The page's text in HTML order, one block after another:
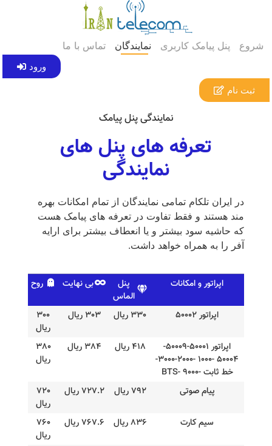
شروع پنل پیامک کاربری نمایندگان تماس با ما
ورود
ثبت نام
نمایندگی پنل پیامک
تعرفه های پنل های
نمایندگی
در ایران تلکام تمامی نمایندگان از تمام امکانات بهره
مند هستند و فقط تفاوت در تعرفه های پیامک هست
که حاشیه سود بیشتر و یا انعطاف بیشتر برای ارایه
آفر را به همراه خواهد داشت.
اپراتور و امکانات
پنل
الماس
بی نهایت روح
اپراتور 50002 330 ریال 303 ریال
300
ریال
اپراتور 50001-50009-
50004 -1000 -2000-3000-
خط ثابت -9000 -BTS
418 ریال 384 ریال
380
ریال
پیام صوتی 792 ریال 727.2 ریال
720
ریال
سیم کارت
836 ریال 767.6 ریال
760
ریال